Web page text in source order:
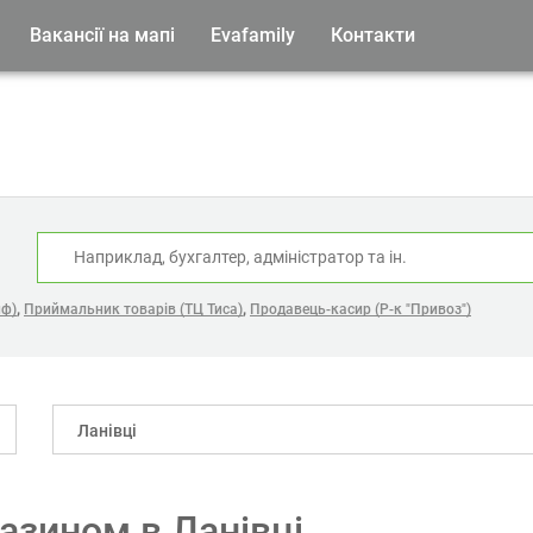
Вакансії на мапі Evafamily Контакти
, Приймальник товарів (ТЦ Тиса), Продавець-касир (Р-к "Привоз")
Ланівці